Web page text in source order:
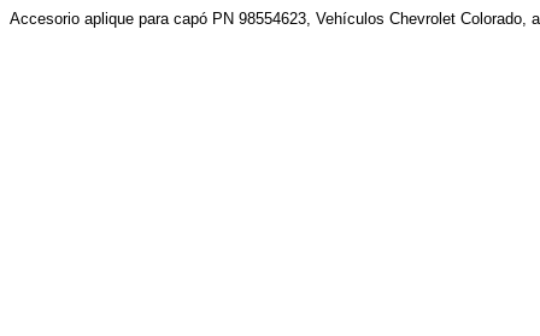
Accesorio aplique para capó PN 98554623, Vehículos Chevrolet Colorado,